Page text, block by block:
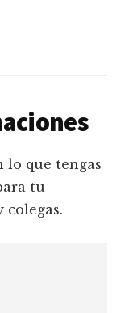
lo que tengas
tu